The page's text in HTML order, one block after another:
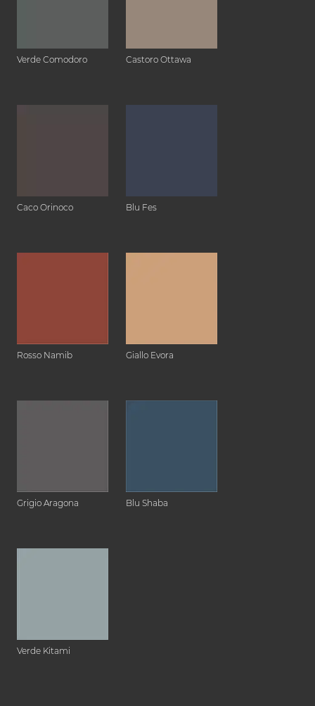
Verde Comodoro Castoro Ottawa
Caco Orinoco Blu Fes
Rosso Namib Giallo Evora
Grigio Aragona Blu Shaba
Verde Kitami